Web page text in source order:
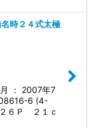
時２４式太極
： 2007年7
6 (4-
６Ｐ ２１ｃ